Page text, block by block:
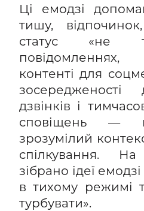
Ці емодзі
тишу,
статус «не
контенті для
дзвінків і
сповіщень —
зрозумілий
спілкування.
зібрано ідеї
в тихому режимі
турбувати».